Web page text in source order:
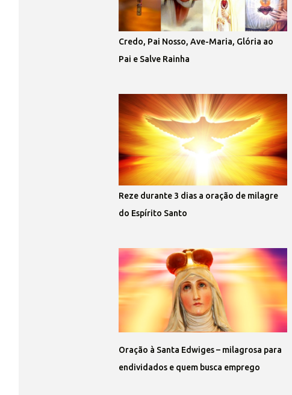
Credo, Pai Nosso, Ave-Maria, Glória ao
Pai e Salve Rainha
Reze durante 3 dias a oração de milagre
do Espírito Santo
Oração à Santa Edwiges – milagrosa para
endividados e quem busca emprego